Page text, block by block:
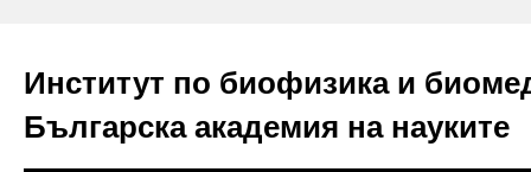
Институт по биофизика и
Българска академия на науките